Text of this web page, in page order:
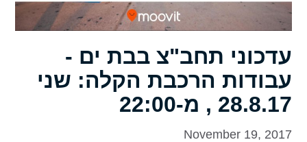
עדכוני תחב"צ בבת ים -
עבודות הרכבת הקלה: שני
28.8.17 , מ-22:00
November 19, 2017